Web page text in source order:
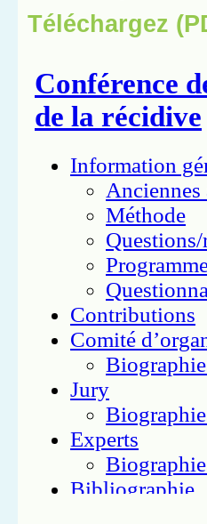
Téléchargez